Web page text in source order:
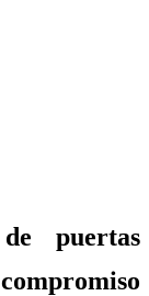
puertas